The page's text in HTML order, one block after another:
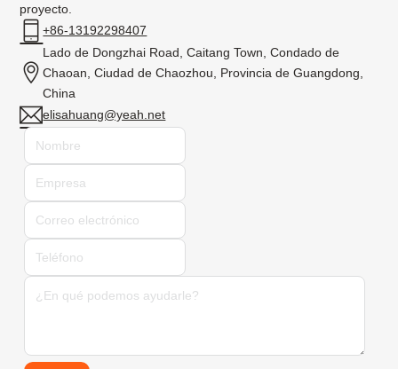
proyecto.
+86-13192298407
Lado de Dongzhai Road, Caitang Town, Condado de
Chaoan, Ciudad de Chaozhou, Provincia de Guangdong,
China
elisahuang@yeah.net